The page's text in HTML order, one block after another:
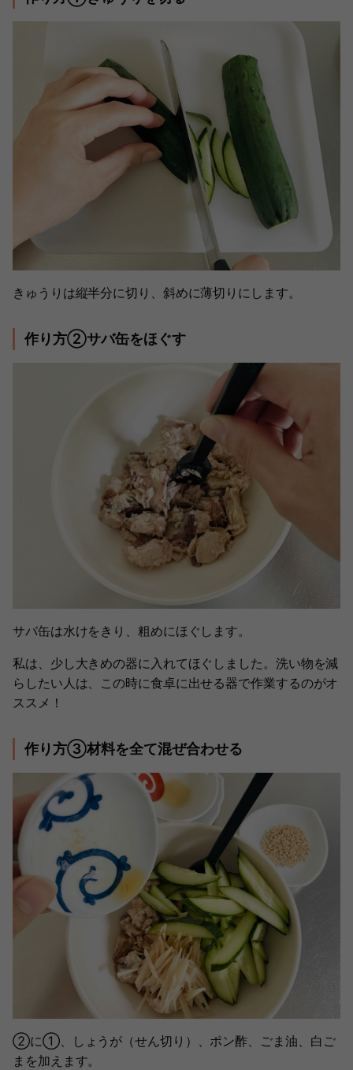
きゅうりは縦半分に切り、斜めに薄切りにします。
作り方②サバ缶をほぐす
サバ缶は水けをきり、粗めにほぐします。
私は、少し大きめの器に入れてほぐしました。洗い物を減
らしたい人は、この時に食卓に出せる器で作業するのがオ
ススメ！
作り方③材料を全て混ぜ合わせる
②に①、しょうが（せん切り）、ポン酢、ごま油、白ご
まを加えます。